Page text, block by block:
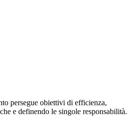
persegue obiettivi di efficienza,
e definendo le singole responsabilità.